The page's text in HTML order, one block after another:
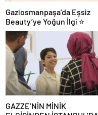
Gaziosmanpaşa’da Eşsiz
Beauty’ye Yoğun İlgi ⭐
GAZZE’NİN MİNİK